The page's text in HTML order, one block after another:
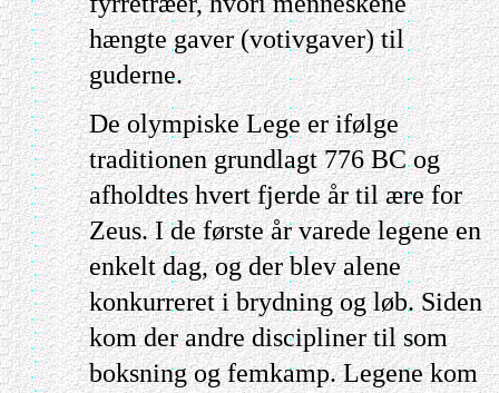
hængte gaver (votivgaver) til
guderne.
De olympiske Lege er ifølge
traditionen grundlagt 776 BC og
afholdtes hvert fjerde år til ære for
Zeus. I de første år varede legene en
enkelt dag, og der blev alene
konkurreret i brydning og løb. Siden
kom der andre discipliner til som
boksning og femkamp. Legene kom